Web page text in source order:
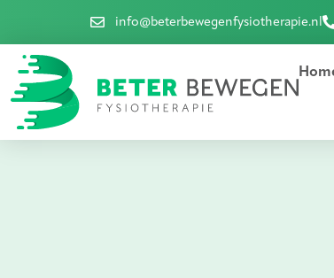
info@beterbewegenfysiotherapie.nl